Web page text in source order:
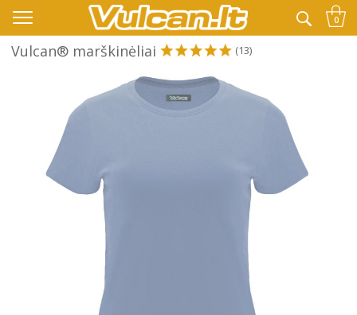
👉 -10% KODAS VISKAM PAPILDOMAI: VASARA 0
Vulcan® marškinėliai (13)